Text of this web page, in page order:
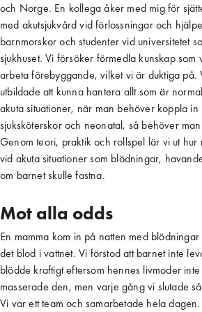
och Norge. En kollega åker med mig för
med akutsjukvård vid förlossningar och
barnmorskor och studenter vid universitetet
sjukhuset. Vi försöker förmedla kunskap
arbeta förebyggande, vilket vi är duktiga på.
utbildade att kunna hantera allt som är
akuta situationer, när man behöver koppla
sjuksköterskor och neonatal, så behöver
Genom teori, praktik och rollspel lär vi ut hur
vid akuta situationer som blödningar,
om barnet skulle fastna.
Mot alla odds
En mamma kom in på natten med
det blod i vattnet. Vi förstod att barnet inte
blödde kraftigt eftersom hennes livmoder
masserade den, men varje gång vi slutade
Vi var ett team och samarbetade hela